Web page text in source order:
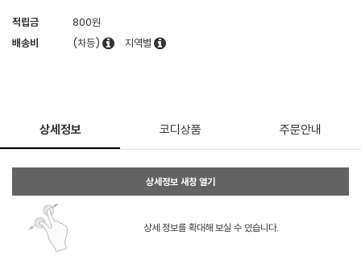
적립금
800원
배송비
(차등) 지역별
상세정보 코디상품 주문안내
상세정보 새창 열기
상세 정보를 확대해 보실 수 있습니다.